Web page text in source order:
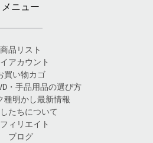
メニュー
商品リスト
アカウント
買い物カゴ
・手品用品の選び方
種明かし最新情報
たちについて
ィリエイト
ブログ